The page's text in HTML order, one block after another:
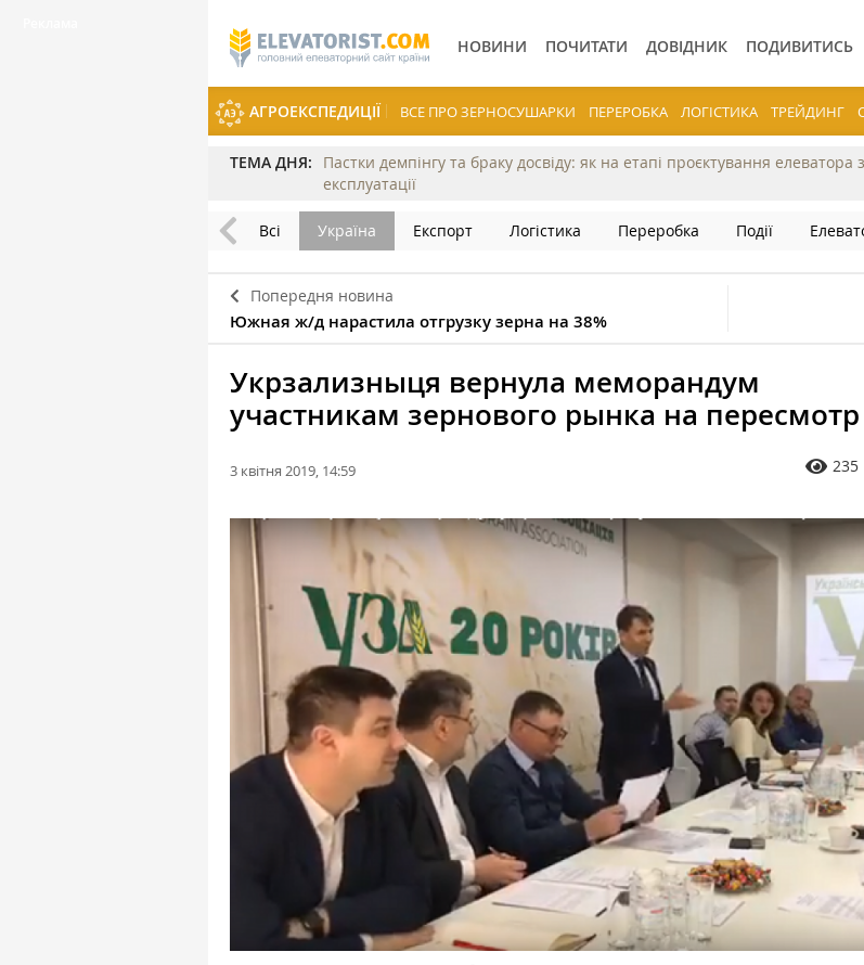
НОВИНИ ПОЧИТАТИ ДОВІДНИК ПОДИВИТИСЬ
АГРОЕКСПЕДИЦІЇ ВСЕ ПРО ЗЕРНОСУШАРКИ ПЕРЕРОБКА ЛОГІСТИКА ТРЕЙДИНГ
ТЕМА ДНЯ:
Пастки демпінгу та браку досвіду: як на етапі проєктування
експлуатації
Всі Україна Експорт Логістика Переробка Події
Попередня новина
Южная ж/д нарастила отгрузку зерна на 38%
Укрзализныця вернула меморандум
участникам зернового рынка на пересмотр
3 квітня 2019, 14:59 235